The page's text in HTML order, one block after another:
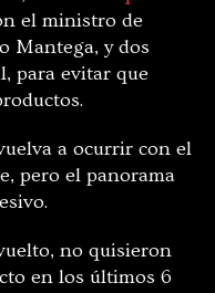
el ministro de
Mantega, y dos
para evitar que
a ocurrir con el
pero el panorama
no quisieron
en los últimos 6